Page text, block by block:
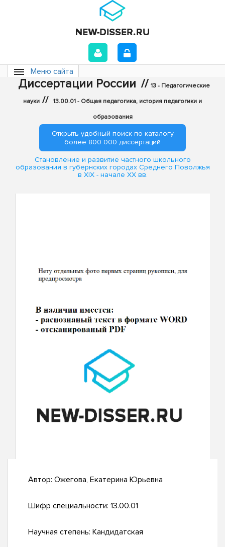
Меню сайта
Диссертации России // 13 - Педагогические
науки // 13.00.01 - Общая педагогика, история педагогики и
образования
Открыть удобный поиск по каталогу
более 800 000 диссертаций
Становление и развитие частного школьного
образования в губернских городах Среднего Поволжья
в XIX - начале XX вв.
Автор: Ожегова, Екатерина Юрьевна
Шифр специальности: 13.00.01
Научная степень: Кандидатская